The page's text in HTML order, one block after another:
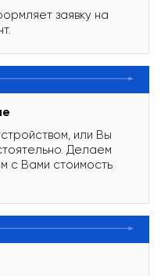
заявку на
или Вы
Делаем
с Вами стоимость